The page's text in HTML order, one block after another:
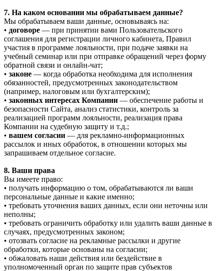
7. На каком основании мы обрабатываем данные?
Мы обрабатываем ваши данные, основываясь на:
• договоре — при принятии вами Пользовательского
соглашения для регистрации личного кабинета, Правил
участия в программе лояльности, при подаче заявки на
учебный семинар или при отправке обращений через форму
обратной связи и онлайн-чат;
• законе — когда обработка необходима для исполнения
обязанностей, предусмотренных законодательством
(например, налоговым или бухгалтерским);
• законных интересах Компании — обеспечение работы и
безопасности Сайта, анализ статистики, контроль за
реализацией программ лояльности, реализация права
Компании на судебную защиту и т.д.;
• вашем согласии — для рекламно-информационных
рассылок и иных обработок, в отношении которых мы
запрашиваем отдельное согласие.
8. Ваши права
Вы имеете право:
• получать информацию о том, обрабатываются ли ваши
персональные данные и какие именно;
• требовать уточнения ваших данных, если они неточны или
неполны;
• требовать ограничить обработку или удалить ваши данные в
случаях, предусмотренных законом;
• отозвать согласие на рекламные рассылки и другие
обработки, которые основаны на согласии;
• обжаловать наши действия или бездействие в
уполномоченный орган по защите прав субъектов